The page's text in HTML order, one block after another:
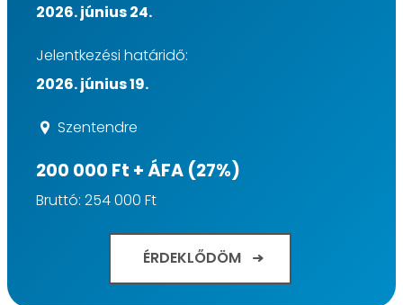
2026. június 24.
Jelentkezési határidő:
2026. június 19.
Szentendre
200 000 Ft + ÁFA (27%)
Bruttó: 254 000 Ft
ÉRDEKLŐDÖM